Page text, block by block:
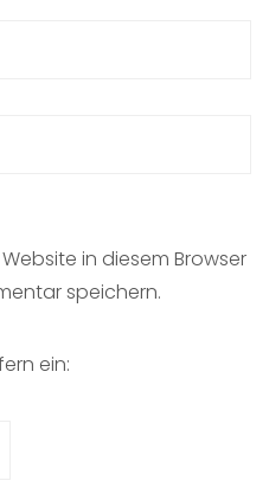
in diesem Browser
speichern.
ein: